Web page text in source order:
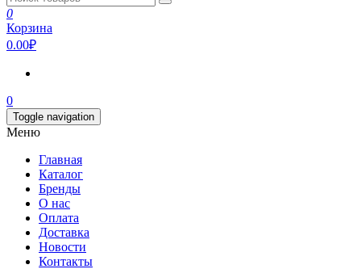
0
Корзина
0.00₽
0
Toggle navigation
Меню
Главная
Каталог
Бренды
О нас
Оплата
Доставка
Новости
Контакты